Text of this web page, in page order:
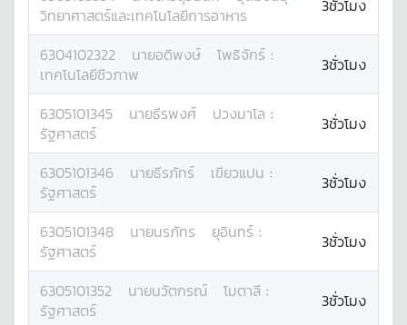
วิทยาศาสตร์และเทคโนโลยีการอาหาร
3ชั่วโมง
6304102322 นายอดิพงษ์ โพธิจักร์ :
เทคโนโลยีชีวภาพ
3ชั่วโมง
6305101345 นายธีรพงศ์ ปวงมาโล :
รัฐศาสตร์
3ชั่วโมง
6305101346 นายธีรภัทร์ เขียวแปน :
รัฐศาสตร์
3ชั่วโมง
6305101348 นายนรภัทร ยุอินทร์ :
รัฐศาสตร์
3ชั่วโมง
6305101352 นายนวัตกรณ์ โมตาลี :
รัฐศาสตร์
3ชั่วโมง